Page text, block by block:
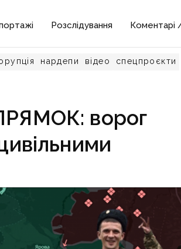
Розслідування Коментарі
нардепи відео спецпроєкти
ворог